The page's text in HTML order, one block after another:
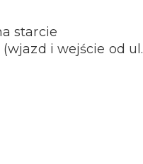
starcie
i wejście od ul.